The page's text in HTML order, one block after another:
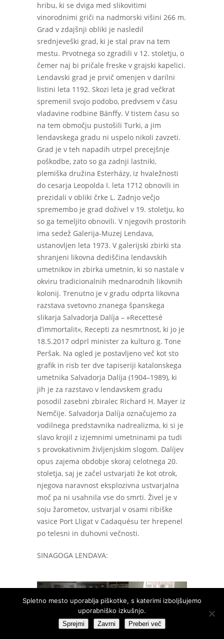
hribu, ki se dviga med slikovitimi
vinorodnimi griči na nadmorski višini 266 m.
Grad v zdajšnji obliki je nasledil
srednjeveški grad, ki je stal prav na tem
mestu. Prvotnega so zgradili v 12. stoletju, o
čemer naj bi pričale freske v grajski kapelici.
Lendavski grad je prvič omenjen v darilni
listini leta 1192. Skozi leta je grad večkrat
spremenil svojo podobo, predvsem v času
vladavine rodbine Bánffy. V tistem času so
na tem območju pustošili Turki, a jim
lendavskega gradu ni uspelo nikoli zavzeti.
Grad je v teh napadih utrpel precejšnje
poškodbe, zato so ga zadnji lastniki,
plemiška družina Esterházy, iz hvaležnosti
do cesarja Leopolda I. leta 1712 obnovili in
prezidali v obliki črke L. Zadnjo večjo
spremembo je grad doživel v 19. stoletju, ko
so ga temeljito obnovili. V njegovih prostorih
ima sedež Galerija-Muzej Lendava,
ustanovljen leta 1973. V galerijski zbirki sta
shranjeni likovna dediščina lendavskih
umetnikov in zbirka umetnin, ki so nastale v
okviru tradicionalnih mednarodnih likovnih
kolonij. Trenutno je v gradu odprta likovna
razstava svetovno znanega španskega
slikarja Salvadorja Dalíja – »Recettesé
d’immortalit«, Recepti za nesmrtnost, ki jo je
18.5.2017 odprl minister za kulturo g. Tone
Peršak. Na ogled je postavljeno več kot sto
grafik in risb ter dve tapiseriji katalonskega
umetnika Salvadorja Dalíja (1904–1989), ki
jih je za razstavo v lendavskem gradu
posodil zasebni zbiralec Richard H. Mayer iz
Nemčije. Salvadorja Dalíja označujemo za
vodilnega predstavnika nadrealizma, ki si je
slavo krojil z izjemnimi umetninami pa tudi
s provokativnim življenjskim slogom. Dalíjev
opus zajema obdobje skoraj celotnega 20.
stoletja, saj je začel ustvarjati že kot otrok,
njegova naravnost eksplozivna ustvarjalna
moč pa ni usahnila vse do smrti. Živel je v
soju žarometov, ustvarjal v osami ribiške
vasice Port Lligat v Cadaquésu ter hrepenel
po telesni in duhovni večnosti.
SINAGOGA LENDAVA:
Spletno mesto uporablja piškotke, s katerimi izboljšujemo
uporabniško izkušnjo.
Sprejmi Zavrni Preberi več